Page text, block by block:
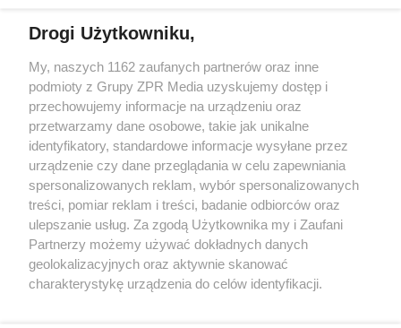
Żaden utwór zamieszczony w serwisie nie może być powielany i
rozpowszechniany lub dalej rozpowszechniany w jakikolwiek sposób (w
tym także elektroniczny lub mechaniczny) na jakimkolwiek polu
eksploatacji w jakiejkolwiek formie, włącznie z umieszczaniem w
Internecie bez pisemnej zgody właściciela praw. Jakiekolwiek użycie lub
wykorzystanie utworów w całości lub w części z naruszeniem prawa,
tzn. bez właściwej zgody, jest zabronione pod groźbą kary i może być
ścigane prawnie.
Drogi Użytkowniku,
My, naszych 1162 zaufanych partnerów oraz inne
podmioty z Grupy ZPR Media uzyskujemy dostęp i
przechowujemy informacje na urządzeniu oraz
przetwarzamy dane osobowe, takie jak unikalne
identyfikatory, standardowe informacje wysyłane przez
urządzenie czy dane przeglądania w celu zapewniania
spersonalizowanych reklam, wybór spersonalizowanych
treści, pomiar reklam i treści, badanie odbiorców oraz
ulepszanie usług. Za zgodą Użytkownika my i Zaufani
Partnerzy możemy używać dokładnych danych
geolokalizacyjnych oraz aktywnie skanować
charakterystykę urządzenia do celów identyfikacji.